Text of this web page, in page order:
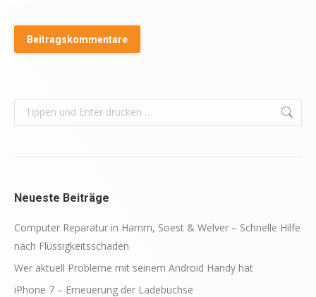
Beitragskommentare
Search:
Neueste Beiträge
Computer Reparatur in Hamm, Soest & Welver – Schnelle Hilfe
nach Flüssigkeitsschaden
Wer aktuell Probleme mit seinem Android Handy hat
iPhone 7 – Erneuerung der Ladebuchse